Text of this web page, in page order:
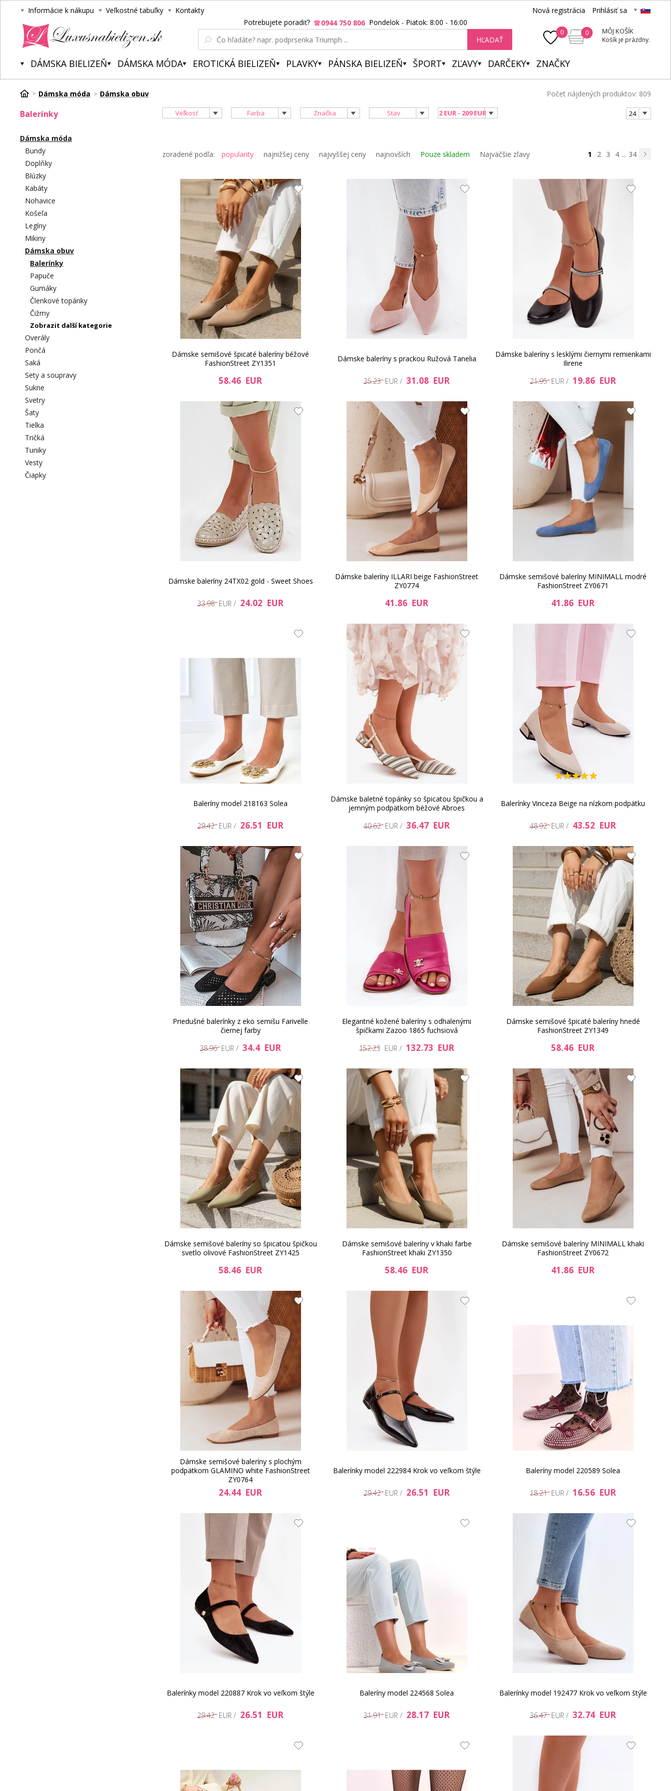
Informácie k nákupu Veľkostné tabuľky Kontakty Nová registrácia Prihlásiť sa
0 0 MÔJ KOŠÍK
Košík je prázdny.
Potrebujete poradiť? 0944 750 806 Pondelok - Piatok: 8:00 - 16:00
HĽADAŤ
DÁMSKA BIELIZEŇ DÁMSKA MÓDA EROTICKÁ BIELIZEŇ PLAVKY PÁNSKA BIELIZEŇ ŠPORT ZĽAVY DARČEKY ZNAČKY
Dámska móda Dámska obuv Počet nájdených produktov: 809
Balerínky
Dámska móda
Bundy
Doplňky
Blúzky
Kabáty
Nohavice
Košeľa
Legíny
Mikiny
Dámska obuv
Balerínky
Papuče
Gumáky
Členkové topánky
Čižmy
Zobrazit další kategorie
Overály
Pončá
Saká
Sety a soupravy
Sukne
Svetry
Šaty
Tielka
Tričká
Tuniky
Vesty
Čiapky
Veľkosť Farba Značka Stav 2 EUR - 209 EUR 24
zoradené podľa: popularity najnižšej ceny najvyššej ceny najnovších Pouze skladem Najväčšie zľavy 1 2 3 4 ... 34
Dámske semišové špicaté baleríny béžové
FashionStreet ZY1351
58.46 EUR
Dámske baleríny s prackou Ružová Tanelia
35.23 EUR / 31.08 EUR
Dámske baleríny s lesklými čiernymi remienkami
Ilirene
21.95 EUR / 19.86 EUR
Dámske baleríny 24TX02 gold - Sweet Shoes
33.98 EUR / 24.02 EUR
Dámske baleríny ILLARI beige FashionStreet
ZY0774
41.86 EUR
Dámske semišové baleríny MINIMALL modré
FashionStreet ZY0671
41.86 EUR
Baleríny model 218163 Solea
29.42 EUR / 26.51 EUR
Dámske baletné topánky so špicatou špičkou a
jemným podpätkom béžové Abroes
40.62 EUR / 36.47 EUR
Balerínky Vinceza Beige na nízkom podpätku
48.92 EUR / 43.52 EUR
Priedušné balerínky z eko semišu Farivelle
čiernej farby
38.96 EUR / 34.4 EUR
Elegantné kožené baleríny s odhalenými
špičkami Zazoo 1865 fuchsiová
152.23 EUR / 132.73 EUR
Dámske semišové špicaté baleríny hnedé
FashionStreet ZY1349
58.46 EUR
Dámske semišové baleríny so špicatou špičkou
svetlo olivové FashionStreet ZY1425
58.46 EUR
Dámske semišové baleríny v khaki farbe
FashionStreet khaki ZY1350
58.46 EUR
Dámske semišové baleríny MINIMALL khaki
FashionStreet ZY0672
41.86 EUR
Dámske semišové baleríny s plochým
podpätkom GLAMINO white FashionStreet
ZY0764
24.44 EUR
Balerínky model 222984 Krok vo veľkom štýle
29.42 EUR / 26.51 EUR
Baleríny model 220589 Solea
18.21 EUR / 16.56 EUR
Balerínky model 220887 Krok vo veľkom štýle
29.42 EUR / 26.51 EUR
Baleríny model 224568 Solea
31.91 EUR / 28.17 EUR
Balerínky model 192477 Krok vo veľkom štýle
36.47 EUR / 32.74 EUR